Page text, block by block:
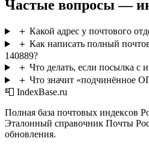
Частые вопросы —
＋ Какой адрес у почтового
＋ Как написать полный
140889?
＋ Что делать, если посылка с
＋ Что значит «подчинённое
📮 IndexBase.ru
Полная база почтовых индексов
Эталонный справочник Почты
обновления.